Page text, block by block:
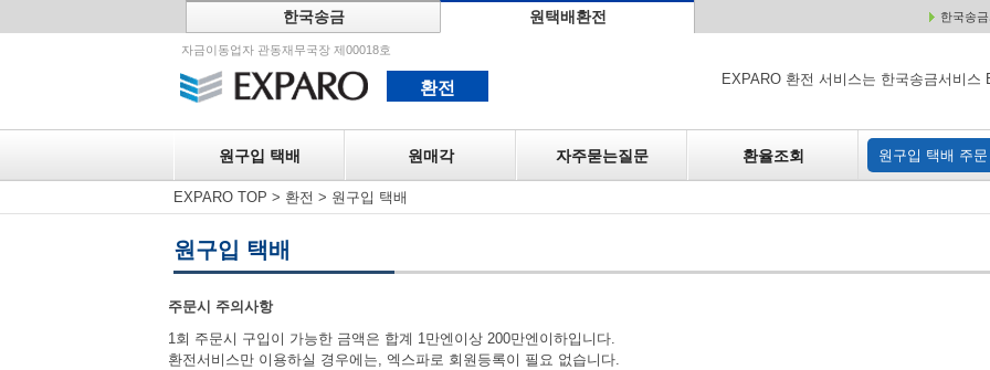
한국송금 원택배환전 한국송
자금이동업자 관동재무국장 제00018호
환전 EXPARO 환전 서비스는 한국송금서비
원구입 택배 원매각 자주묻는질문 환율조회 원구입 택배 주문
원매각 원구
EXPARO TOP > 환전 > 원구입 택배
원구입 택배
주문시 주의사항
1회 주문시 구입이 가능한 금액은 합계 1만엔이상 200만엔이하입니다.
환전서비스만 이용하실 경우에는, 엑스파로 회원등록이 필요 없습니다.